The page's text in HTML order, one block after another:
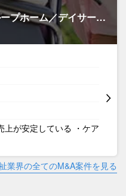
プホーム／デイサー…
上が安定している ・ケア
業界の全てのM&A案件を見る